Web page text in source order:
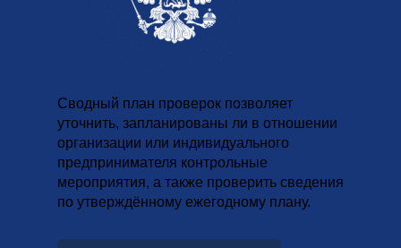
Сводный план проверок позволяет
уточнить, запланированы ли в отношении
организации или индивидуального
предпринимателя контрольные
мероприятия, а также проверить сведения
по утверждённому ежегодному плану.